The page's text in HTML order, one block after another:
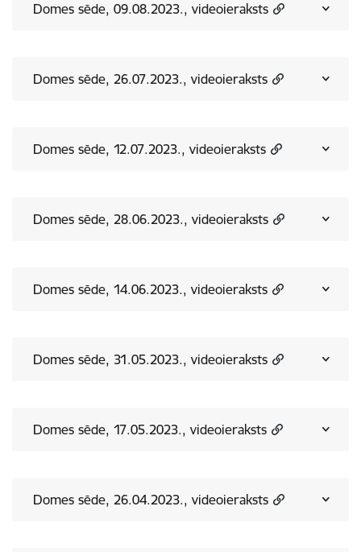
Domes sēde, 09.08.2023., videoieraksts
Domes sēde, 26.07.2023., videoieraksts
Domes sēde, 12.07.2023., videoieraksts
Domes sēde, 28.06.2023., videoieraksts
Domes sēde, 14.06.2023., videoieraksts
Domes sēde, 31.05.2023., videoieraksts
Domes sēde, 17.05.2023., videoieraksts
Domes sēde, 26.04.2023., videoieraksts